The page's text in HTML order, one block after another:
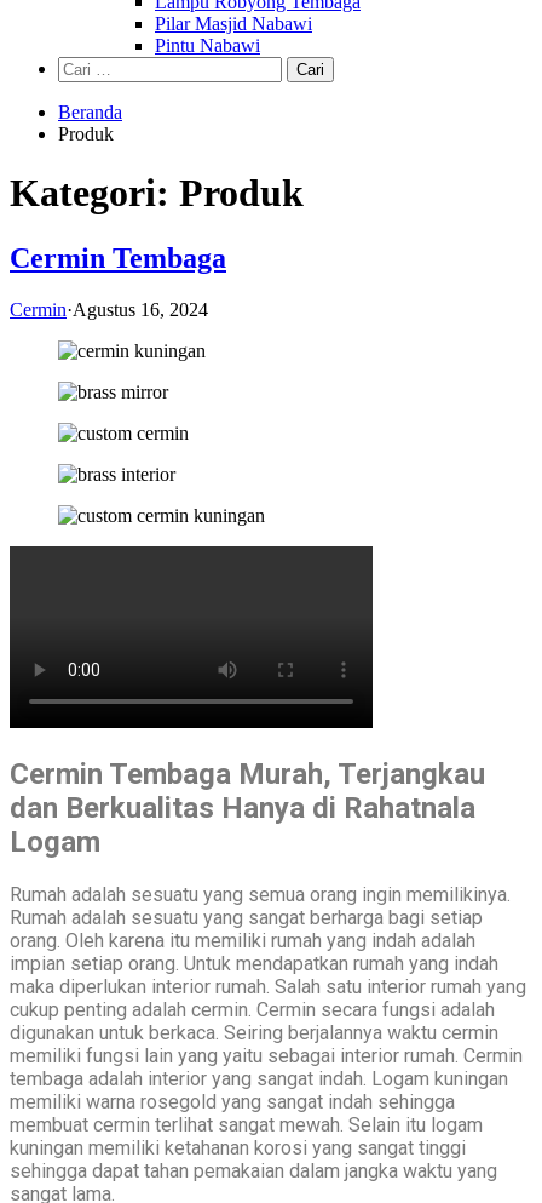
Pilar Masjid Nabawi
Pintu Nabawi
Cari
untuk:
Beranda
Produk
Kategori: Produk
Cermin Tembaga
Cermin·Agustus 16, 2024
Cermin Tembaga Murah, Terjangkau
dan Berkualitas Hanya di Rahatnala
Logam
Rumah adalah sesuatu yang semua orang ingin memilikinya.
Rumah adalah sesuatu yang sangat berharga bagi setiap
orang. Oleh karena itu memiliki rumah yang indah adalah
impian setiap orang. Untuk mendapatkan rumah yang indah
maka diperlukan interior rumah. Salah satu interior rumah yang
cukup penting adalah cermin. Cermin secara fungsi adalah
digunakan untuk berkaca. Seiring berjalannya waktu cermin
memiliki fungsi lain yang yaitu sebagai interior rumah. Cermin
tembaga adalah interior yang sangat indah. Logam kuningan
memiliki warna rosegold yang sangat indah sehingga
membuat cermin terlihat sangat mewah. Selain itu logam
kuningan memiliki ketahanan korosi yang sangat tinggi
sehingga dapat tahan pemakaian dalam jangka waktu yang
sangat lama.